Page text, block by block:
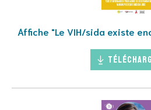
Affiche "Le VIH/sida existe